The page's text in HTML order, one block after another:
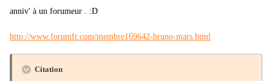
anniv' à un forumeur . :D
http://www.forumfr.com/membre169642-bruno-mars.html
Citation